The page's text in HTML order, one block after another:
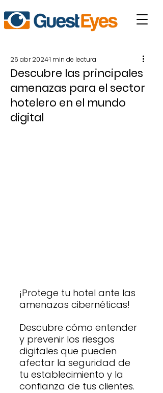
Descubre las principales
amenazas para el sector
hotelero en el mundo
digital
26 abr 20241 min de lectura
¡Protege tu hotel ante las
amenazas cibernéticas!
Descubre cómo entender
y prevenir los riesgos
digitales que pueden
afectar la seguridad de
tu establecimiento y la
confianza de tus clientes.